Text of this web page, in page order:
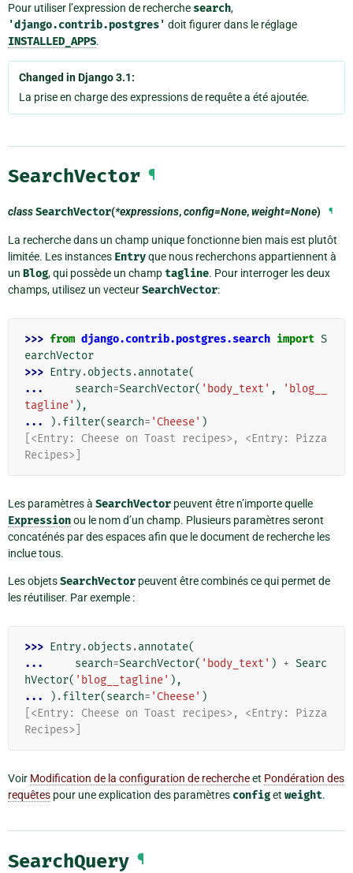
Pour utiliser l’expression de recherche search,
'django.contrib.postgres' doit figurer dans le réglage
INSTALLED_APPS.
Changed in Django 3.1:
La prise en charge des expressions de requête a été ajoutée.
SearchVector ¶
classSearchVector(*expressions,config=None,weight=None) ¶
La recherche dans un champ unique fonctionne bien mais est plutôt
limitée. Les instances Entryque nous recherchons appartiennent à
un Blog, qui possède un champtagline. Pour interroger les deux
champs, utilisez un vecteurSearchVector:
>>> from django.contrib.postgres.search import S
earchVector
>>> Entry.objects .annotate(
...
search=SearchVector( 'body_text' ,
'blog__
tagline' ),
...
) .filter(search= 'Cheese' )
[<Entry: Cheese on Toast recipes>, <Entry: Pizza
Recipes>]
Les paramètres à SearchVector peuvent être n’importe quelle
Expressionou le nom d’un champ. Plusieurs paramètres seront
concaténés par des espaces afin que le document de recherche les
inclue tous.
Les objetsSearchVector peuvent être combinés ce qui permet de
les réutiliser. Par exemple :
>>> Entry.objects .annotate(
...
search=SearchVector( 'body_text' ) + Searc
hVector( 'blog__tagline' ),
...
) .filter(search= 'Cheese' )
[<Entry: Cheese on Toast recipes>, <Entry: Pizza
Recipes>]
Voir Modification de la configuration de rechercheet Pondération des
requêtes pour une explication des paramètres configet weight.
SearchQuery ¶